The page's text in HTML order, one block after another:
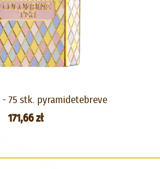
- 75 stk. pyramidetebreve
171,66 zł